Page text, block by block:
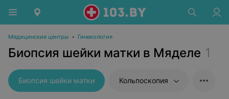
Медицинские центры • Гинекология
Биопсия шейки матки в Мяделе 1
Биопсия шейки матки Кольпоскопия